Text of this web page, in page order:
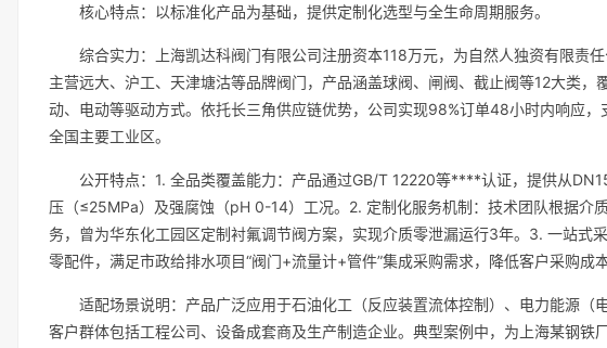
核心特点：以标准化产品为基础，提供定制化选型与全生命周期服务。
综合实力：上海凯达科阀门有限公司注册资本118万元，为自然人独资有限责
主营远大、沪工、天津塘沽等品牌阀门，产品涵盖球阀、闸阀、截止阀等12大类
动、电动等驱动方式。依托长三角供应链优势，公司实现98%订单48小时内响应
全国主要工业区。
公开特点：1. 全品类覆盖能力：产品通过GB/T 12220等****认证，提供从
压（≤25MPa）及强腐蚀（pH 0-14）工况。2. 定制化服务机制：技术团队根据介
务，曾为华东化工园区定制衬氟调节阀方案，实现介质零泄漏运行3年。3. 一站式
零配件，满足市政给排水项目“阀门+流量计+管件”集成采购需求，降低客户采购成
适配场景说明：产品广泛应用于石油化工（反应装置流体控制）、电力能源（
客户群体包括工程公司、设备成套商及生产制造企业。典型案例中，为上海某钢